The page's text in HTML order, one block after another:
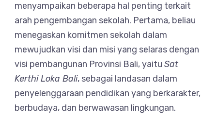
menyampaikan beberapa hal penting terkait
arah pengembangan sekolah. Pertama, beliau
menegaskan komitmen sekolah dalam
mewujudkan visi dan misi yang selaras dengan
visi pembangunan Provinsi Bali, yaitu Sat
Kerthi Loka Bali, sebagai landasan dalam
penyelenggaraan pendidikan yang berkarakter,
berbudaya, dan berwawasan lingkungan.